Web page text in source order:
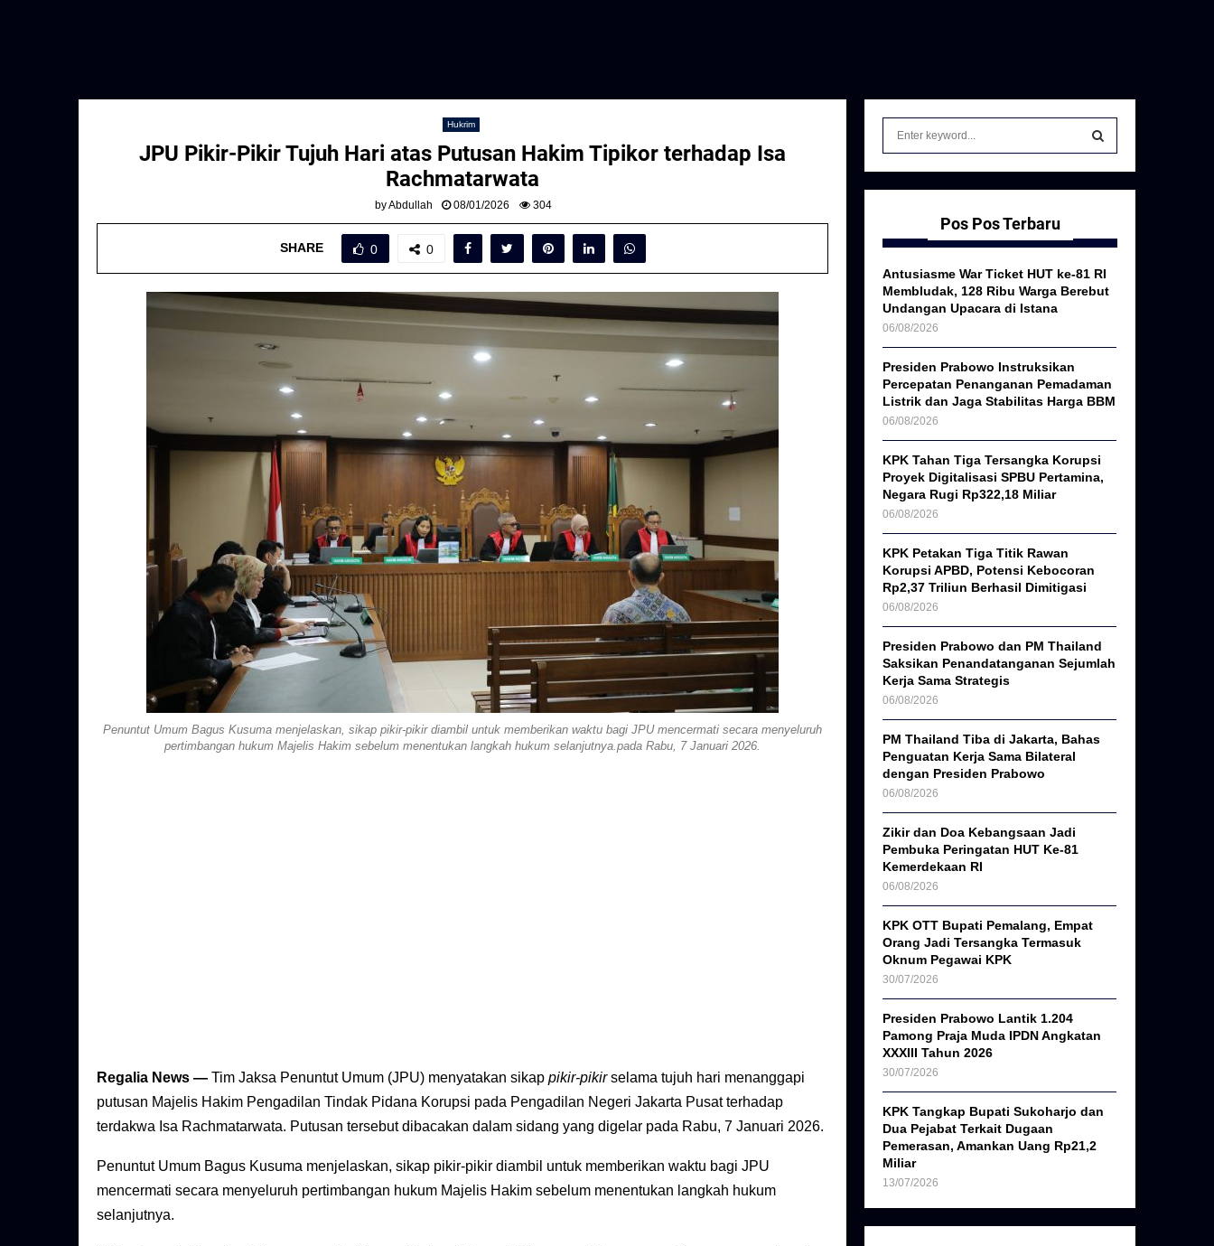
Hukrim
JPU Pikir-Pikir Tujuh Hari atas Putusan Hakim Tipikor terhadap Isa
Rachmatarwata
byAbdullah 08/01/2026 304
SHARE 0 0
Penuntut Umum Bagus Kusuma menjelaskan, sikap pikir-pikir diambil untuk memberikan waktu bagi JPU mencermati secara menyeluruh
pertimbangan hukum Majelis Hakim sebelum menentukan langkah hukum selanjutnya.pada Rabu, 7 Januari 2026.
Regalia News — Tim Jaksa Penuntut Umum (JPU) menyatakan sikap pikir-pikirselama tujuh hari menanggapi
putusan Majelis Hakim Pengadilan Tindak Pidana Korupsi pada Pengadilan Negeri Jakarta Pusat terhadap
terdakwa Isa Rachmatarwata. Putusan tersebut dibacakan dalam sidang yang digelar pada Rabu, 7 Januari 2026.
Penuntut Umum Bagus Kusuma menjelaskan, sikap pikir-pikir diambil untuk memberikan waktu bagi JPU
mencermati secara menyeluruh pertimbangan hukum Majelis Hakim sebelum menentukan langkah hukum
selanjutnya.
f
r
:
S
A
R
H
Pos Pos Terbaru
Antusiasme War Ticket HUT ke-81 RI
Membludak, 128 Ribu Warga Berebut
Undangan Upacara di Istana
06/08/2026
Presiden Prabowo Instruksikan
Percepatan Penanganan Pemadaman
Listrik dan Jaga Stabilitas Harga BBM
06/08/2026
KPK Tahan Tiga Tersangka Korupsi
Proyek Digitalisasi SPBU Pertamina,
Negara Rugi Rp322,18 Miliar
06/08/2026
KPK Petakan Tiga Titik Rawan
Korupsi APBD, Potensi Kebocoran
Rp2,37 Triliun Berhasil Dimitigasi
06/08/2026
Presiden Prabowo dan PM Thailand
Saksikan Penandatanganan Sejumlah
Kerja Sama Strategis
06/08/2026
PM Thailand Tiba di Jakarta, Bahas
Penguatan Kerja Sama Bilateral
dengan Presiden Prabowo
06/08/2026
Zikir dan Doa Kebangsaan Jadi
Pembuka Peringatan HUT Ke-81
Kemerdekaan RI
06/08/2026
KPK OTT Bupati Pemalang, Empat
Orang Jadi Tersangka Termasuk
Oknum Pegawai KPK
30/07/2026
Presiden Prabowo Lantik 1.204
Pamong Praja Muda IPDN Angkatan
XXXIII Tahun 2026
30/07/2026
KPK Tangkap Bupati Sukoharjo dan
Dua Pejabat Terkait Dugaan
Pemerasan, Amankan Uang Rp21,2
Miliar
13/07/2026